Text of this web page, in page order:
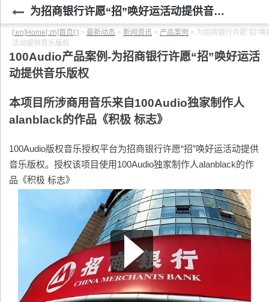
为招商银行许愿“招”唤好运活动提供音乐版权
[:en]Home[:zh]首页[:] > 最新动态 > 新闻资讯 > 产品案例 > 为招商银行许愿“招”唤
活动提供音乐版权
100Audio产品案例-为招商银行许愿“招”唤好运活
动提供音乐版权
本项目所涉商用音乐来自100Audio独家制作人
alanblack的作品《积极 标志》
100Audio版权音乐授权平台为招商银行许愿“招”唤好运活动提供
音乐版权。授权该项目使用100Audio独家制作人alanblack的作
品《积极 标志》